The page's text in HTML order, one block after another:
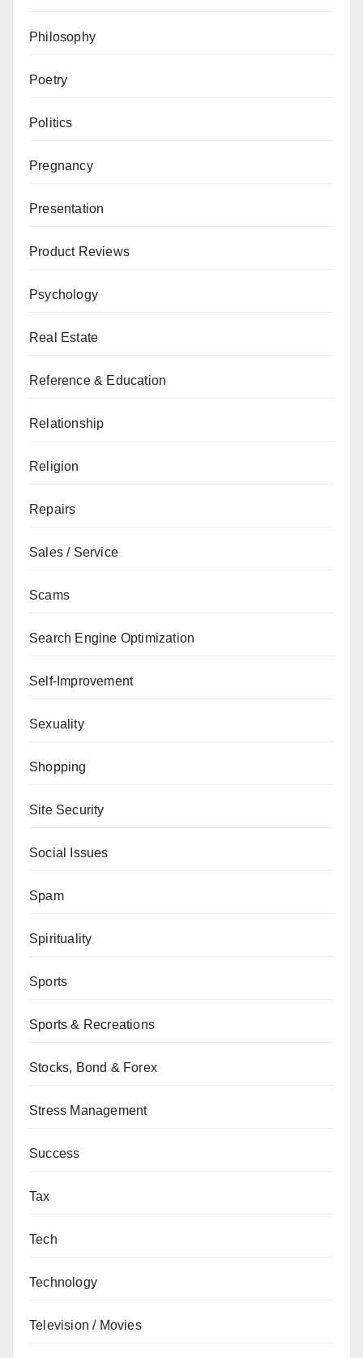
Philosophy
Poetry
Politics
Pregnancy
Presentation
Product Reviews
Psychology
Real Estate
Reference & Education
Relationship
Religion
Repairs
Sales / Service
Scams
Search Engine Optimization
Self-Improvement
Sexuality
Shopping
Site Security
Social Issues
Spam
Spirituality
Sports
Sports & Recreations
Stocks, Bond & Forex
Stress Management
Success
Tax
Tech
Technology
Television / Movies